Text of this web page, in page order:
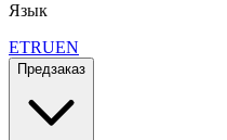
Язык
ETRUEN
Предзаказ